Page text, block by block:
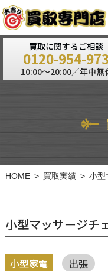
買取に関するご相談
0120-954-973
10:00～20:00／年中無
HOME 買取実績 小型
小型マッサージチ
小型家電 出張